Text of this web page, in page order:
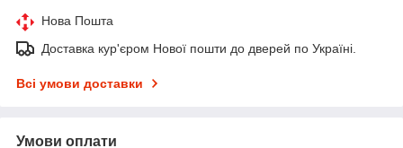
Нова Пошта
Доставка кур'єром Нової пошти до дверей по Україні.
Всі умови доставки
Умови оплати